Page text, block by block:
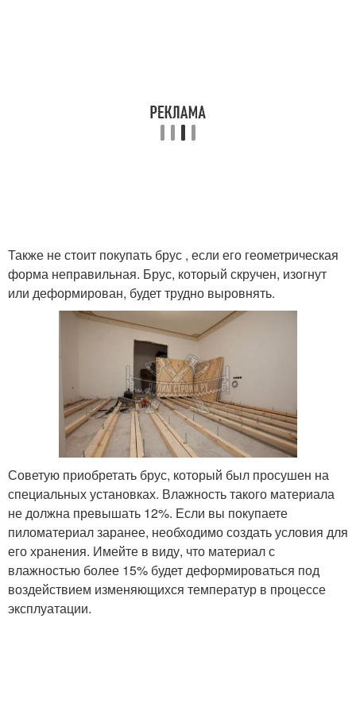
Также не стоит покупать брус , если его геометрическая
форма неправильная. Брус, который скручен, изогнут
или деформирован, будет трудно выровнять.
Советую приобретать брус, который был просушен на
специальных установках. Влажность такого материала
не должна превышать 12%. Если вы покупаете
пиломатериал заранее, необходимо создать условия для
его хранения. Имейте в виду, что материал с
влажностью более 15% будет деформироваться под
воздействием изменяющихся температур в процессе
эксплуатации.